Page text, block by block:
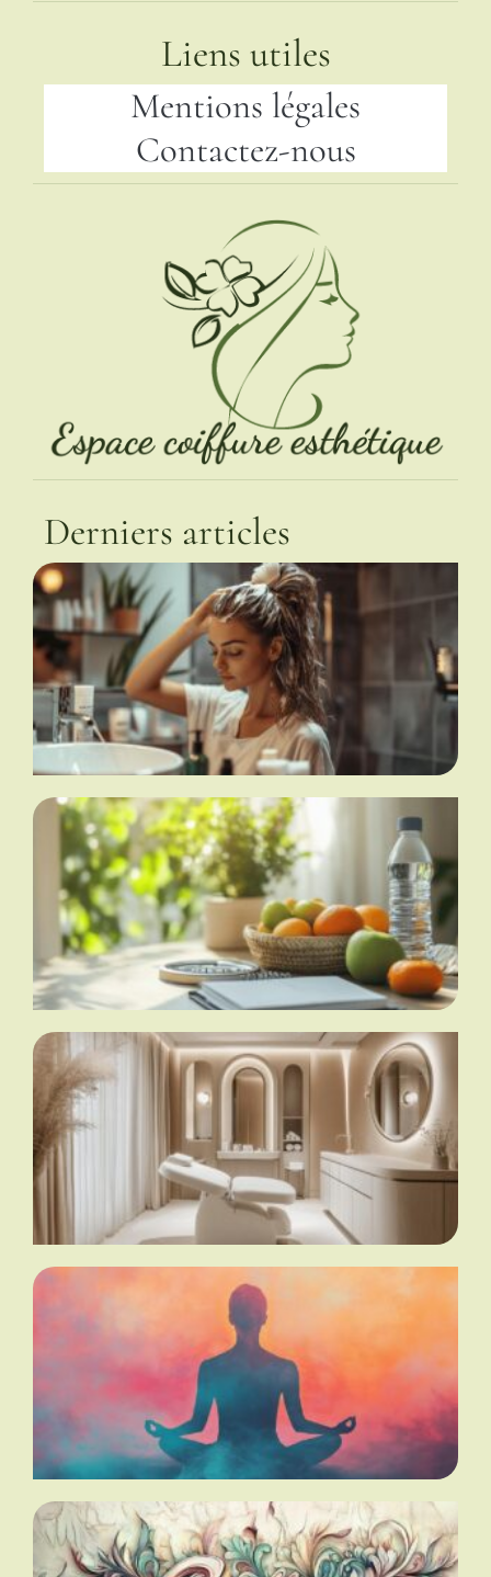
Liens utiles
Mentions légales
Contactez-nous
Derniers articles